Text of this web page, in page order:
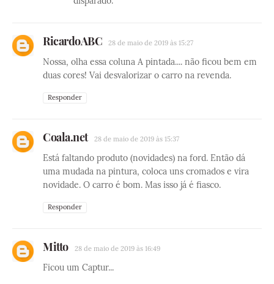
RicardoABC 28 de maio de 2019 às 15:27
Nossa, olha essa coluna A pintada.... não ficou bem em
duas cores! Vai desvalorizar o carro na revenda.
Responder
Coala.net 28 de maio de 2019 às 15:37
Está faltando produto (novidades) na ford. Então dá
uma mudada na pintura, coloca uns cromados e vira
novidade. O carro é bom. Mas isso já é fiasco.
Responder
Mitto 28 de maio de 2019 às 16:49
Ficou um Captur...